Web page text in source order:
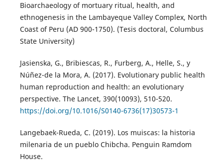
Bioarchaeology of mortuary ritual, health, and
ethnogenesis in the Lambayeque Valley Complex, North
Coast of Peru (AD 900-1750). (Tesis doctoral, Columbus
State University)
Jasienska, G., Bribiescas, R., Furberg, A., Helle, S., y
Núñez-de la Mora, A. (2017). Evolutionary public health
human reproduction and health: an evolutionary
perspective. The Lancet, 390(10093), 510-520.
https://doi.org/10.1016/S0140-6736(17)30573-1
Langebaek-Rueda, C. (2019). Los muiscas: la historia
milenaria de un pueblo Chibcha. Penguin Ramdom
House.